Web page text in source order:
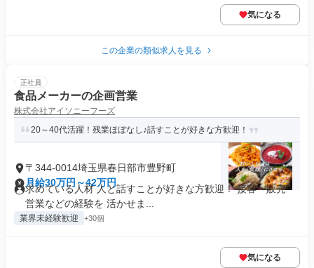
気になる
この企業の類似求人を見る
正社員
食品メーカーの企画営業
株式会社アイソニーフーズ
20～40代活躍！残業ほぼなし♪話すことが好きな方歓迎！
〒344-0014埼玉県春日部市豊野町
月給30万円～42万円
求めている人材 人と話すことが好きな方歓迎！ 接客・販売・
営業などの経験を 活かせま...
業界未経験歓迎 +30個
気になる